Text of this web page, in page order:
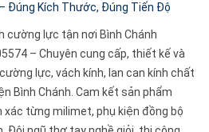
Đúng Kích Thước, Đúng Tiến Độ
cường lực tận nơi Bình Chánh
– Chuyên cung cấp, thiết kế và
lực, vách kính, lan can kính chất
Bình Chánh. Cam kết sản phẩm
xác từng milimet, phụ kiện đồng bộ